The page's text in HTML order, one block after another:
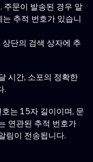
주문이 발송된 경우 알
추적 번호가 있습니
단의 검색 상자에 추
시간, 소포의 정확한
.
는 15자 길이이며, 문
연관된 추적 번호가
림이 전송됩니다.